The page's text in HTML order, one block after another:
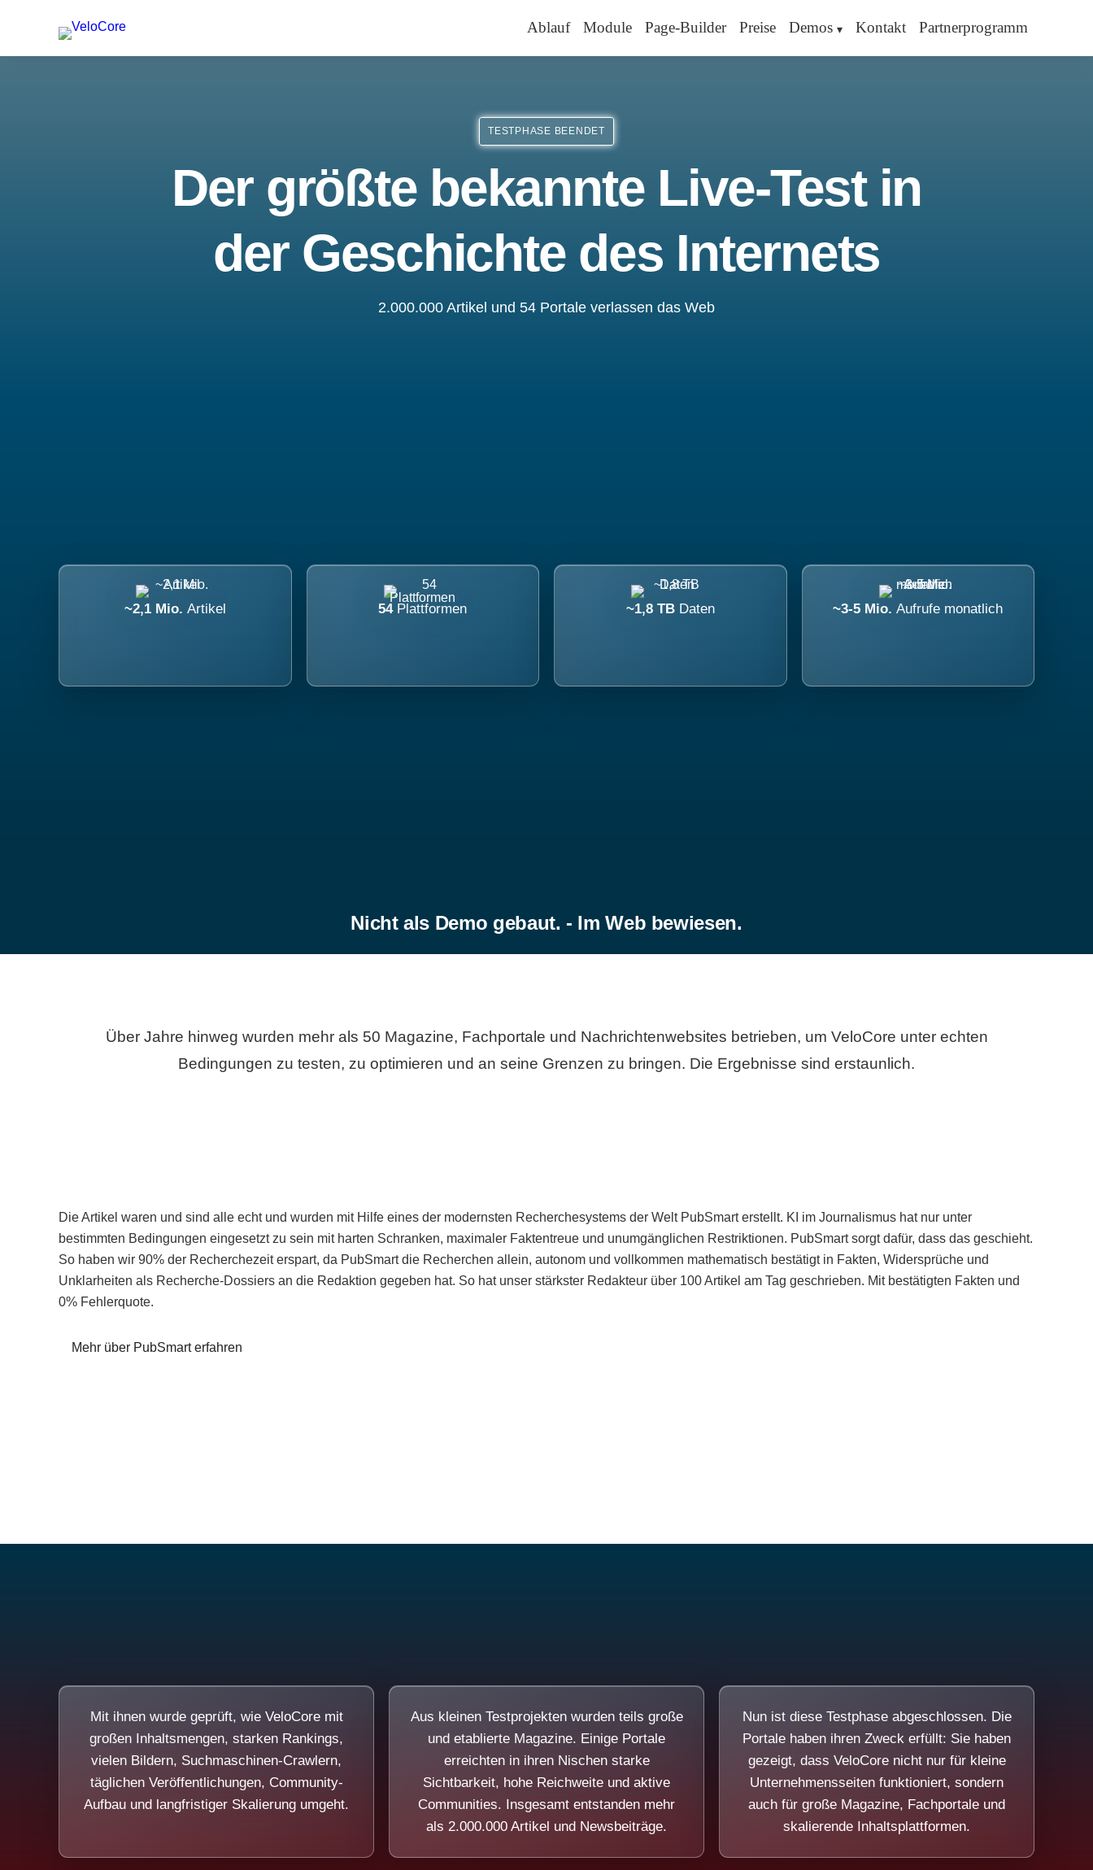
Ablauf Module Page-Builder Preise Demos Kontakt Partnerprogramm
TESTPHASE BEENDET
Der größte bekannte Live-Test in
der Geschichte des Internets
2.000.000 Artikel und 54 Portale verlassen das Web
~2,1 Mio. Artikel 54 Plattformen ~1,8 TB Daten ~3-5 Mio.Aufrufe monatlich
Nicht als Demo gebaut. - Im Web bewiesen.
Über Jahre hinweg wurden mehr als 50 Magazine, Fachportale und Nachrichtenwebsites betrieben, um VeloCore unter echten
Bedingungen zu testen, zu optimieren und an seine Grenzen zu bringen. Die Ergebnisse sind erstaunlich.
Die Artikel waren und sind alle echt und wurden mit Hilfe eines der modernsten Recherchesystems der Welt PubSmart erstellt. KI im Journalismus hat nur unter
bestimmten Bedingungen eingesetzt zu sein mit harten Schranken, maximaler Faktentreue und unumgänglichen Restriktionen. PubSmart sorgt dafür, dass das geschieht.
So haben wir 90% der Recherchezeit erspart, da PubSmart die Recherchen allein, autonom und vollkommen mathematisch bestätigt in Fakten, Widersprüche und
Unklarheiten als Recherche-Dossiers an die Redaktion gegeben hat. So hat unser stärkster Redakteur über 100 Artikel am Tag geschrieben. Mit bestätigten Fakten und
0% Fehlerquote.
Mehr über PubSmart erfahren
Mit ihnen wurde geprüft, wie VeloCore mit
großen Inhaltsmengen, starken Rankings,
vielen Bildern, Suchmaschinen-Crawlern,
täglichen Veröffentlichungen, Community-
Aufbau und langfristiger Skalierung umgeht.
Aus kleinen Testprojekten wurden teils große
und etablierte Magazine. Einige Portale
erreichten in ihren Nischen starke
Sichtbarkeit, hohe Reichweite und aktive
Communities. Insgesamt entstanden mehr
als 2.000.000 Artikel und Newsbeiträge.
Nun ist diese Testphase abgeschlossen. Die
Portale haben ihren Zweck erfüllt: Sie haben
gezeigt, dass VeloCore nicht nur für kleine
Unternehmensseiten funktioniert, sondern
auch für große Magazine, Fachportale und
skalierende Inhaltsplattformen.